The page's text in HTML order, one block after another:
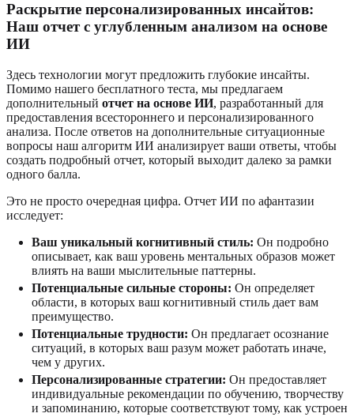
Раскрытие персонализированных инсайтов:
Наш отчет с углубленным анализом на основе
ИИ
Здесь технологии могут предложить глубокие инсайты.
Помимо нашего бесплатного теста, мы предлагаем
дополнительный отчет на основе ИИ, разработанный для
предоставления всестороннего и персонализированного
анализа. После ответов на дополнительные ситуационные
вопросы наш алгоритм ИИ анализирует ваши ответы, чтобы
создать подробный отчет, который выходит далеко за рамки
одного балла.
Это не просто очередная цифра. Отчет ИИ по афантазии
исследует:
Ваш уникальный когнитивный стиль: Он подробно
описывает, как ваш уровень ментальных образов может
влиять на ваши мыслительные паттерны.
Потенциальные сильные стороны: Он определяет
области, в которых ваш когнитивный стиль дает вам
преимущество.
Потенциальные трудности: Он предлагает осознание
ситуаций, в которых ваш разум может работать иначе,
чем у других.
Персонализированные стратегии: Он предоставляет
индивидуальные рекомендации по обучению, творчеству
и запоминанию, которые соответствуют тому, как устроен